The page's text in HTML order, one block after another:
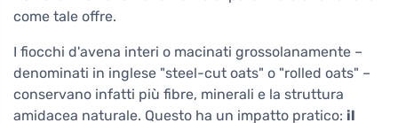
come tale offre.
I fiocchi d'avena interi o macinati grossolanamente –
denominati in inglese "steel-cut oats" o "rolled oats" –
conservano infatti più fibre, minerali e la struttura
amidacea naturale. Questo ha un impatto pratico: il